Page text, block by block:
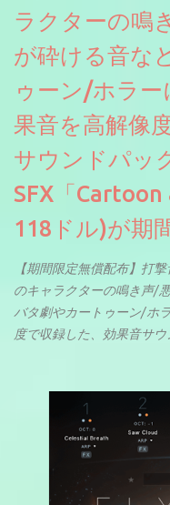
ラクターの鳴
が砕ける音な
ゥーン/ホラー
果音を高解像
サウンドパッ
SFX「
118ドル)が期
【期間限定無償配布】打
のキャラクターの鳴き声/
バタ劇やカートゥーン/ホ
度で収録した、効果音サ